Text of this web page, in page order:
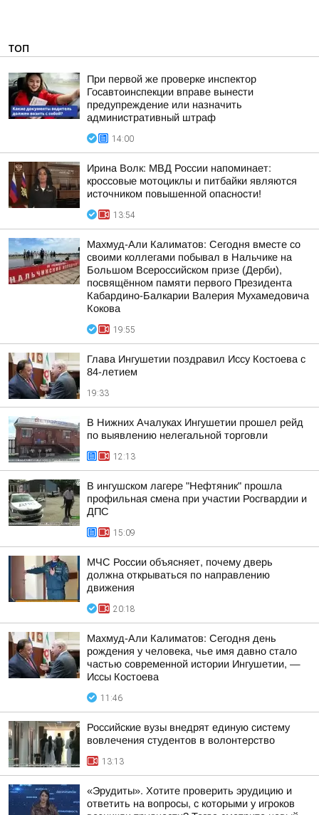
ТОП
При первой же проверке инспектор
Госавтоинспекции вправе вынести
предупреждение или назначить
административный штраф
14:00
Ирина Волк: МВД России напоминает:
кроссовые мотоциклы и питбайки являются
источником повышенной опасности!
13:54
Махмуд-Али Калиматов: Сегодня вместе со
своими коллегами побывал в Нальчике на
Большом Всероссийском призе (Дерби),
посвящённом памяти первого Президента
Кабардино-Балкарии Валерия Мухамедовича
Кокова
19:55
Глава Ингушетии поздравил Иссу Костоева с
84-летием
19:33
В Нижних Ачалуках Ингушетии прошел рейд
по выявлению нелегальной торговли
12:13
В ингушском лагере "Нефтяник" прошла
профильная смена при участии Росгвардии и
ДПС
15:09
МЧС России объясняет, почему дверь
должна открываться по направлению
движения
20:18
Махмуд-Али Калиматов: Сегодня день
рождения у человека, чье имя давно стало
частью современной истории Ингушетии, —
Иссы Костоева
11:46
Российские вузы внедрят единую систему
вовлечения студентов в волонтерство
13:13
«Эрудиты». Хотите проверить эрудицию и
ответить на вопросы, с которыми у игроков